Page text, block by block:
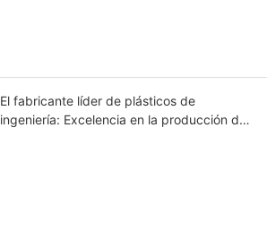
El fabricante líder de plásticos de
ingeniería: Excelencia en la producción de